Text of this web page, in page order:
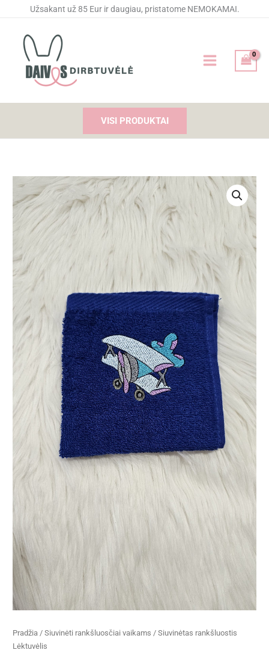
Užsakant už 85 Eur ir daugiau, pristatome NEMOKAMAI.
VISI PRODUKTAI
Pradžia /Siuvinėti rankšluosčiai vaikams / Siuvinėtas rankšluostis
Lėktuvėlis
produkto
kiekis:
Siuvinėtas
rankšluostis
Lėktuvėlis